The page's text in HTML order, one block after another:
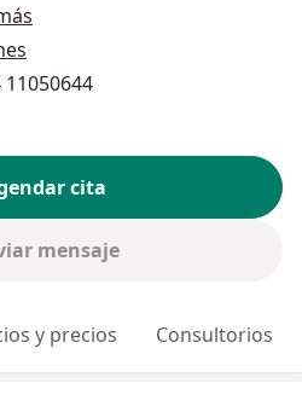
cita
mensaje
y precios Consultorios